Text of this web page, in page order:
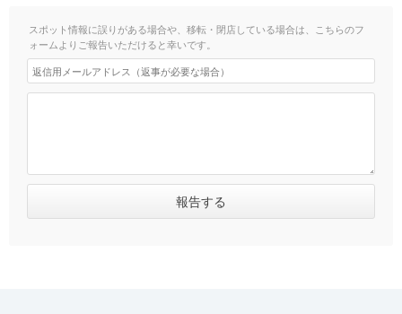
スポット情報に誤りがある場合や、移転・閉店している場合は、こちらのフ
ォームよりご報告いただけると幸いです。